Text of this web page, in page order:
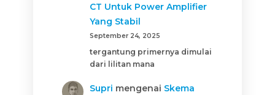
CT Untuk Power Amplifier
Yang Stabil
September 24, 2025
tergantung primernya dimulai
dari lilitan mana
Supri mengenai Skema